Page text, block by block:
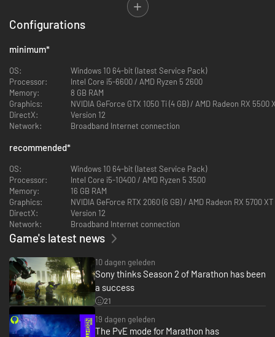
Doorzoek gevaarlijke locaties naar kostbaarheden, buit en
informatie over de verloren kolonie.
je kluis.
Voltooi contracten om beloningen te verdienen, je bewapening te
verbeteren en sterker terug te komen.
JOUW STRATEGIE, JOUW RUNNER
Kies een Runner Shell die bij je speelstijl past. Ze hebben elk unieke
vaardigheden.
Upgrade je bewapening met een arsenaal aan modbare wapens en
Configurations
minimum*
OS:
Windows 10 64-bit (latest Service Pack)
Processor:
Intel Core i5-6600 / AMD Ryzen 5 2600
Memory:
8 GB RAM
Graphics:
NVIDIA GeForce GTX 1050 Ti (4 GB) / AMD Radeon RX
DirectX:
Version 12
Network:
Broadband Internet connection
recommended*
OS:
Windows 10 64-bit (latest Service Pack)
Processor:
Intel Core i5-10400 / AMD Ryzen 5 3500
Memory:
16 GB RAM
Graphics:
NVIDIA GeForce RTX 2060 (6 GB) / AMD Radeon RX 5700
DirectX:
Version 12
Network:
Broadband Internet connection
Game's latest news
10 dagen geleden
Sony thinks Season 2 of Marathon has been
a success
21
19 dagen geleden
The PvE mode for Marathon has